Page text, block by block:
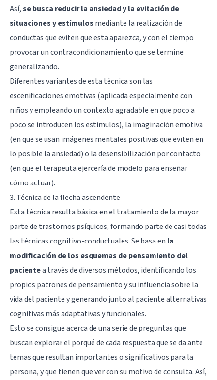
Así,se busca reducir la ansiedad y la evitación de
situaciones y estímulos mediante la realización de
conductas que eviten que esta aparezca, y con el tiempo
provocar un contracondicionamiento que se termine
generalizando.
Diferentes variantes de esta técnica son las
escenificaciones emotivas (aplicada especialmente con
niños y empleando un contexto agradable en que poco a
poco se introducen los estímulos), la imaginación emotiva
(en que se usan imágenes mentales positivas que eviten en
lo posible la ansiedad) o la desensibilización por contacto
(en que el terapeuta ejercería de modelo para enseñar
cómo actuar).
3. Técnica de la flecha ascendente
Esta técnica resulta básica en el tratamiento de la mayor
parte de trastornos psíquicos, formando parte de casi todas
las técnicas cognitivo-conductuales. Se basa en la
modificación de los esquemas de pensamiento del
pacientea través de diversos métodos, identificando los
propios patrones de pensamiento y su influencia sobre la
vida del paciente y generando junto al paciente alternativas
cognitivas más adaptativas y funcionales.
Esto se consigue acerca de una serie de preguntas que
buscan explorar el porqué de cada respuesta que se da ante
temas que resultan importantes o significativos para la
persona, y que tienen que ver con su motivo de consulta. Así,